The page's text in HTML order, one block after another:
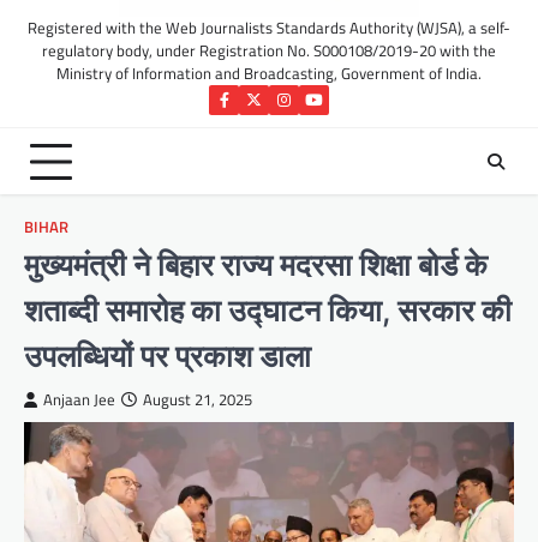
Registered with the Web Journalists Standards Authority (WJSA), a self-
regulatory body, under Registration No. S000108/2019-20 with the
Ministry of Information and Broadcasting, Government of India.
Facebook
TwitterInstagram
YouTube
BIHAR
मुख्यमंत्री ने बिहार राज्य मदरसा शिक्षा बोर्ड के
शताब्दी समारोह का उद्घाटन किया, सरकार की
उपलब्धियों पर प्रकाश डाला
Anjaan Jee August 21, 2025